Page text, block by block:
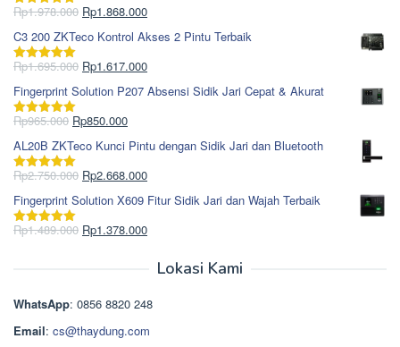
Dinilai5.00
Rp1.978.000 Harga
aslinya
adalah:
Rp1.978.000.
Rp1.868.000Harga
saat
ini
adalah:
C3 200 ZKTeco Kontrol Akses 2 Pintu Terbaik
Dinilai5.00
Rp1.695.000 Harga
aslinya
adalah:
Rp1.695.000.
Rp1.617.000Harga
saat
ini
Fingerprint Solution P207 Absensi Sidik Jari Cepat & Akurat
Dinilai5.00
Rp965.000 Harga
aslinya
adalah:
Rp965.000.
Rp850.000Harga
saat
ini
adalah:
AL20B ZKTeco Kunci Pintu dengan Sidik Jari dan Bluetooth
Dinilai5.00
Rp2.750.000 Harga
aslinya
adalah:
Rp2.750.000.
Rp2.668.000Harga
saat
ini
adalah:
Fingerprint Solution X609 Fitur Sidik Jari dan Wajah Terbaik
Dinilai5.00
Rp1.489.000 Harga
Rp1.378.000Harga
Rp1.378.000.
Lokasi Kami
WhatsApp: 0856 8820 248
Email: cs@thaydung.com